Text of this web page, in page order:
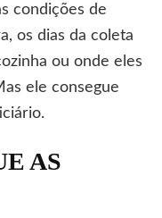
condições de
os dias da coleta
ou onde eles
ele consegue
AS